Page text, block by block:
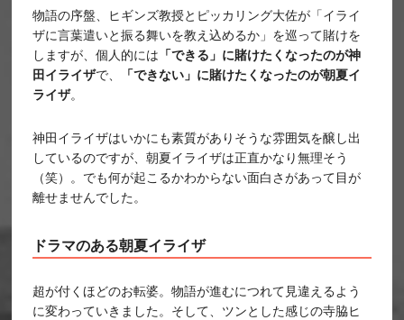
物語の序盤、ヒギンズ教授とピッカリング大佐が「イライ
ザに言葉遣いと振る舞いを教え込めるか」を巡って賭けを
しますが、個人的には 「できる」に賭けたくなったのが神
田イライザで、
「できない」に賭けたくなったのが朝夏イ
ライザ。
神田イライザはいかにも素質がありそうな雰囲気を醸し出
しているのですが、朝夏イライザは正直かなり無理そう
（笑）。でも何が起こるかわからない面白さがあって目が
離せませんでした。
ドラマのある朝夏イライザ
超が付くほどのお転婆。物語が進むにつれて見違えるよう
に変わっていきました。そして、ツンとした感じの寺脇ヒ